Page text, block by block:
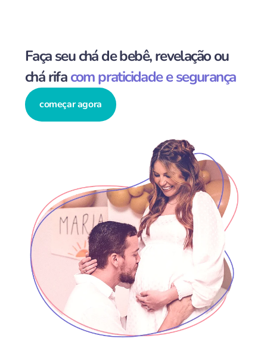
Faça seu chá de bebê, revelação ou
chá rifacom praticidade e segurança
começar agora